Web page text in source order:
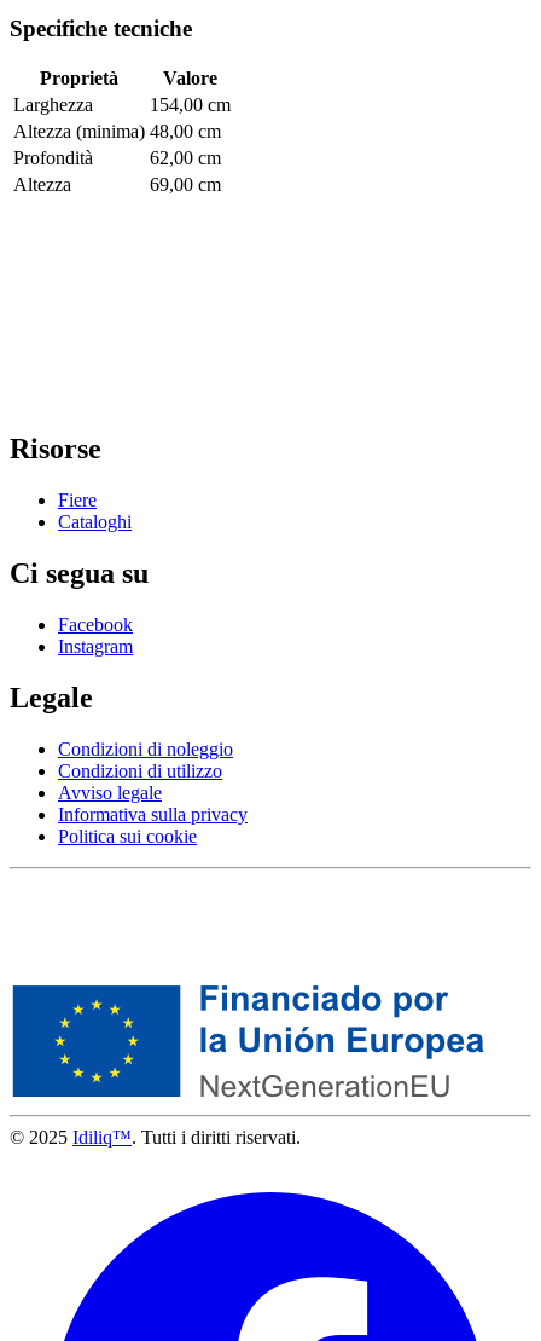
Specifiche tecniche
Proprietà
Valore
Larghezza
154,00 cm
Altezza (minima) 48,00 cm
Profondità
62,00 cm
Altezza
69,00 cm
Risorse
Fiere
Cataloghi
Ci segua su
Facebook
Instagram
Legale
Condizioni di noleggio
Condizioni di utilizzo
Avviso legale
Informativa sulla privacy
Politica sui cookie
© 2025 Idiliq™. Tutti i diritti riservati.